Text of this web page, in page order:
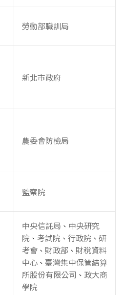
勞動部職訓局
新北市政府
農委會防檢局
監察院
中央信託局 、 中央研究
院 、 考試院 、 行政院 、 研
考會 、 財政部 、 財稅資料
中心 、 臺灣集中保管結算
所股份有限公司 、 政大商
學院